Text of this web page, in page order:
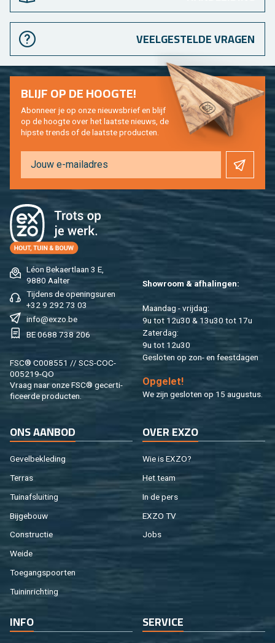
VEELGESTELDE VRAGEN
Léon Be­kaert­laan 3 E,
9880 Aal­ter
Tij­dens de ope­nings­uren
+32 9 292 73 03
info@​exzo.​be
BE 0688 738 206
FSC® C008551 // SCS-COC-
005219-QO
Vraag naar onze FSC® ge­cer­ti­
fi­ceer­de pro­duc­ten.
Show­room & af­ha­lin­gen:
Maan­dag - vrij­dag:
9u tot 12u30 & 13u30 tot 17u
Za­ter­dag:
9u tot 12u30
Ge­slo­ten op zon- en feest­da­gen
Op­ge­let!
We zijn ge­slo­ten op 15 au­gus­tus.
BLIJF OP DE HOOG­TE!
Abon­neer je op onze nieuws­brief en blijf
op de hoog­te over het laat­ste nieuws, de
hip­s­te trends of de laat­ste pro­duc­ten.
ONS AAN­BOD
Ge­vel­be­kle­ding
Ter­ras
Tuin­af­slui­ting
Bij­ge­bouw
Con­struc­tie
Weide
Toe­gangs­poor­ten
Tuin­in­rich­ting
OVER EXZO
Wie is EXZO?
Het team
In de pers
EXZO TV
Jobs
INFO SER­VI­CE